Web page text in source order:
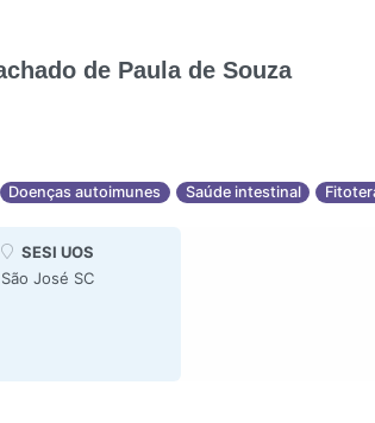
de Paula de Souza
Doenças autoimunes Saúde intestinal
SESI UOS
São José SC